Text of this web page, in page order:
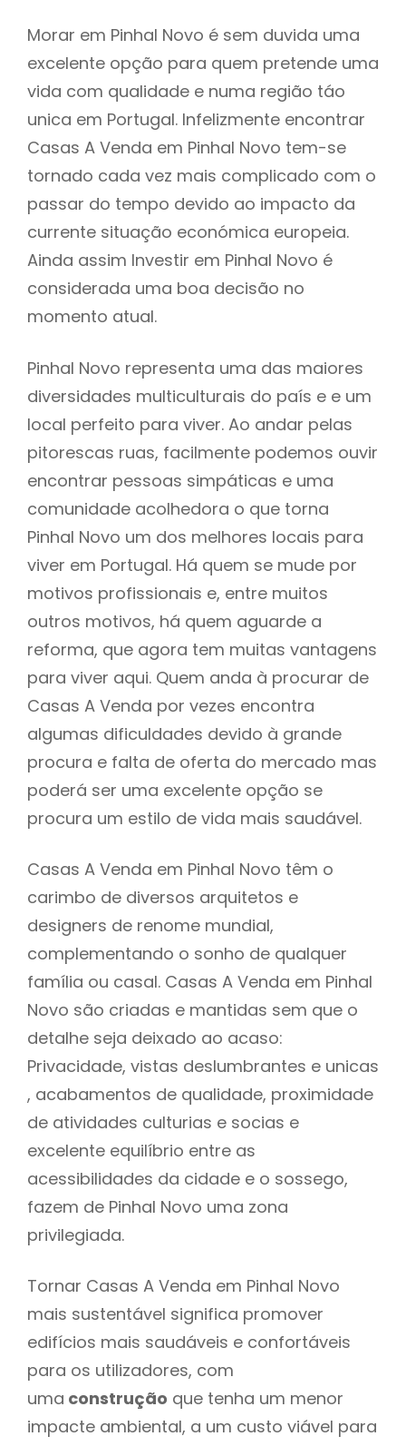
Morar em Pinhal Novo é sem duvida uma
excelente opção para quem pretende uma
vida com qualidade e numa região táo
unica em Portugal. Infelizmente encontrar
Casas A Venda em Pinhal Novo tem-se
tornado cada vez mais complicado com o
passar do tempo devido ao impacto da
currente situação económica europeia.
Ainda assim Investir em Pinhal Novo é
considerada uma boa decisão no
momento atual.
Pinhal Novo representa uma das maiores
diversidades multiculturais do país e e um
local perfeito para viver. Ao andar pelas
pitorescas ruas, facilmente podemos ouvir
encontrar pessoas simpáticas e uma
comunidade acolhedora o que torna
Pinhal Novo um dos melhores locais para
viver em Portugal. Há quem se mude por
motivos profissionais e, entre muitos
outros motivos, há quem aguarde a
reforma, que agora tem muitas vantagens
para viver aqui. Quem anda à procurar de
Casas A Venda por vezes encontra
algumas dificuldades devido à grande
procura e falta de oferta do mercado mas
poderá ser uma excelente opção se
procura um estilo de vida mais saudável.
Casas A Venda em Pinhal Novo têm o
carimbo de diversos arquitetos e
designers de renome mundial,
complementando o sonho de qualquer
família ou casal. Casas A Venda em Pinhal
Novo são criadas e mantidas sem que o
detalhe seja deixado ao acaso:
Privacidade, vistas deslumbrantes e unicas
, acabamentos de qualidade, proximidade
de atividades culturias e socias e
excelente equilíbrio entre as
acessibilidades da cidade e o sossego,
fazem de Pinhal Novo uma zona
privilegiada.
Tornar Casas A Venda em Pinhal Novo
mais sustentável significa promover
edifícios mais saudáveis e confortáveis
para os utilizadores, com
uma construção que tenha um menor
impacte ambiental, a um custo viável para